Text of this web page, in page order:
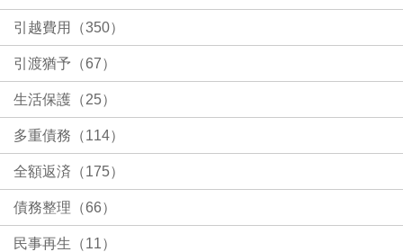
引越費用（350）
引渡猶予（67）
生活保護（25）
多重債務（114）
全額返済（175）
債務整理（66）
民事再生（11）